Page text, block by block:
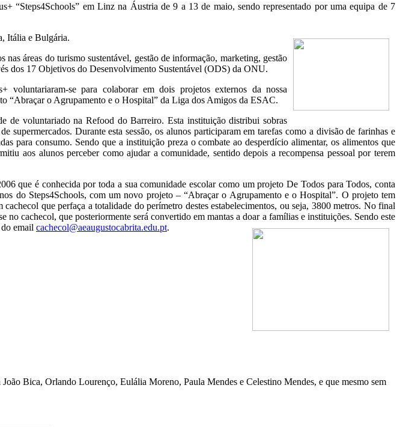
“Steps4Schools” em Linz na Áustria de 9 a 13 de maio, sendo representado por uma equipa de 7
Itália e Bulgária.
áreas do turismo sustentável, gestão de informação, marketing, gestão
dos 17 Objetivos do Desenvolvimento Sustentável (ODS) da ONU.
voluntariaram-se para colaborar em dois projetos externos da nossa
“Abraçar o Agrupamento e o Hospital” da Liga dos Amigos da ESAC.
de voluntariado na Refood do Barreiro. Esta instituição distribui sobras
supermercados. Durante esta sessão, os alunos participaram em tarefas como a divisão de farinhas e
para consumo. Sendo que a instituição preza o combate ao desperdício alimentar, os alimentos que
aos alunos perceber como ajudar a comunidade, sentido depois a recompensa pessoal por terem
que é conhecida por toda a sua comunidade escolar como um projeto De Todos para Todos, conta
do Steps4Schools, com um novo projeto – “Abraçar o Agrupamento e o Hospital”. O projeto tem
que perfaça a totalidade do perímetro destes estabelecimentos, ou seja, 3800 metros. No final
cachecol, que posteriormente será convertido em mantas a doar a famílias e instituições. Sendo este
email cachecol@aeaugustocabrita.edu.pt.
Bica, Orlando Lourenço, Eulália Moreno, Paula Mendes e Celestino Mendes, e que mesmo sem